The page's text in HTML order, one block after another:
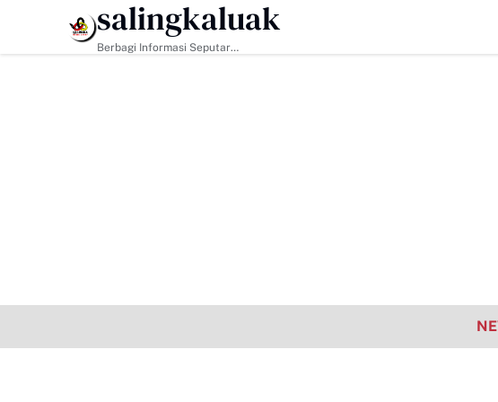
HEADLINE
salingkaluak
Berbagi Informasi Seputar